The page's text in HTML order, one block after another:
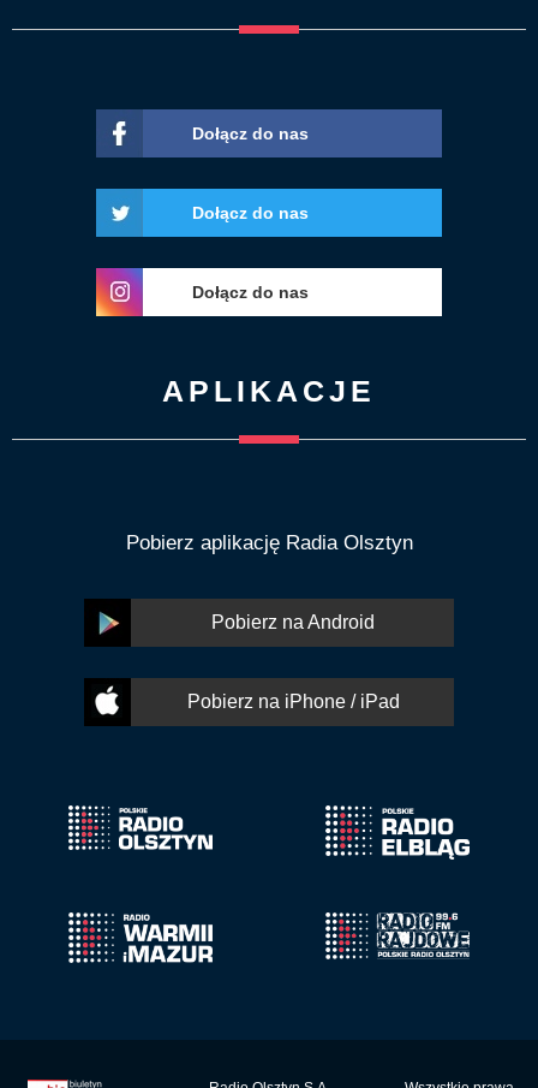
Dołącz do nas
Dołącz do nas
Dołącz do nas
APLIKACJE
Pobierz aplikację Radia Olsztyn
Pobierz na Android
Pobierz na iPhone / iPad